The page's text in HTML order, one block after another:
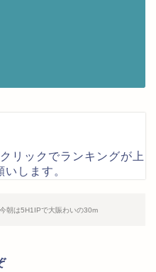
リックでランキングが上
します。
朝は5H1IPで大賑わいの30m